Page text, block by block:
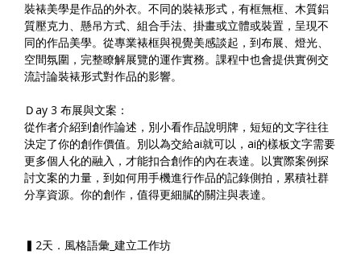
裝裱美學是作品的外衣。不同的裝裱形式，有框無框、木質鋁
質壓克力、懸吊方式、組合手法、掛畫或立體或裝置，呈現不
同的作品美學。從專業裱框與視覺美感談起，到布展、燈光、
空間氛圍，完整瞭解展覽的運作實務。課程中也會提供實例交
流討論裝裱形式對作品的影響。
Ｄay 3 布展與文案：
從作者介紹到創作論述，別小看作品說明牌，短短的文字往往
決定了你的創作價值。別以為交給ai就可以，ai的樣板文字需要
更多個人化的融入，才能扣合創作的內在表達。以實際案例探
討文案的力量，到如何用手機進行作品的記錄側拍，累積社群
分享資源。你的創作，值得更細膩的關注與表達。
▍2天．風格語彙_建立工作坊